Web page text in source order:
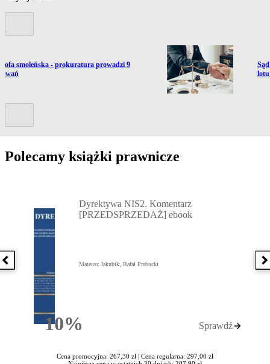
do artykułu:
smoleńska - prokuratura prowadzi 9
lotu
Polecamy książki prawnicze
Poprzednia książka
10%Rabatu
Dyrektywa NIS2. Komentarz
[PRZEDSPRZEDAŻ] ebook
Mateusz Jakubik, Rafał Prabucki
Sprawdź
Cena promocyjna: 267,30 zł | Cena regularna: 297,00 zł